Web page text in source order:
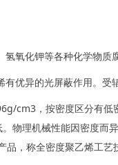
氧化钾等各种化学物质
优异的光屏蔽作用。受
cm3，按密度区分有
物理机械性能因密度而
，称全密度聚乙烯工